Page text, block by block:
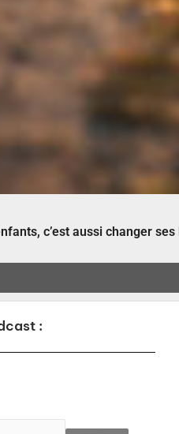
c’est aussi changer
: